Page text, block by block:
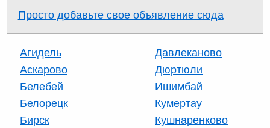
Просто добавьте свое объявление сюда
Агидель
Аскарово
Белебей
Белорецк
Бирск
Давлеканово
Дюртюли
Ишимбай
Кумертау
Кушнаренково